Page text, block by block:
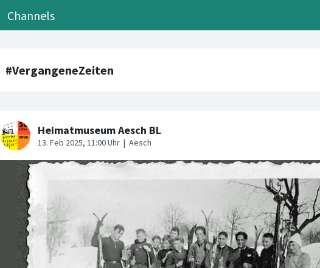
Channels
#VergangeneZeiten